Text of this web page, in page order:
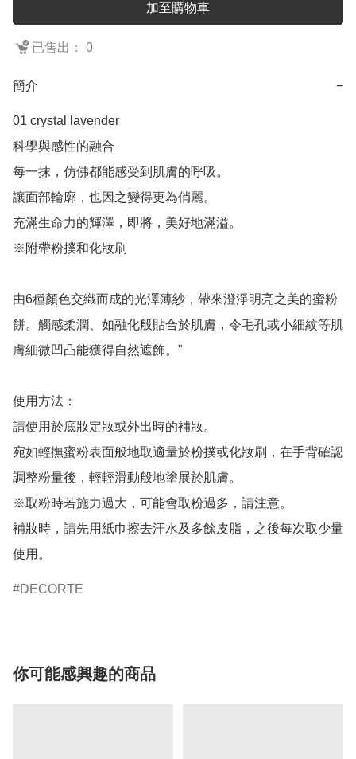
加至購物車
已售出： 0
簡介 −
01 crystal lavender
科學與感性的融合
每一抹，仿佛都能感受到肌膚的呼吸。
讓面部輪廓，也因之變得更為俏麗。
充滿生命力的輝澤，即將，美好地滿溢。
※附帶粉撲和化妝刷
由6種顏色交織而成的光澤薄紗，帶來澄淨明亮之美的蜜粉
餅。觸感柔潤、如融化般貼合於肌膚，令毛孔或小細紋等肌
膚細微凹凸能獲得自然遮飾。"
使用方法：
請使用於底妝定妝或外出時的補妝。
宛如輕撫蜜粉表面般地取適量於粉撲或化妝刷，在手背確認
調整粉量後，輕輕滑動般地塗展於肌膚。
※取粉時若施力過大，可能會取粉過多，請注意。
補妝時，請先用紙巾擦去汗水及多餘皮脂，之後每次取少量
使用。
DECORTE
你可能感興趣的商品